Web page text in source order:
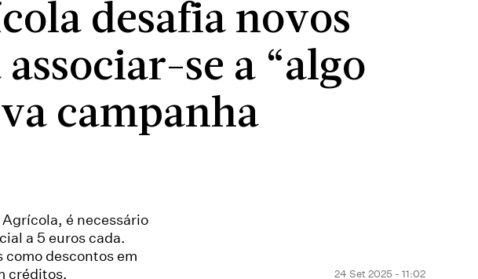
desafia novos
associar-se a “algo
campanha
é necessário
a 5 euros cada.
como descontos em
créditos.
24 Set 2025 - 11:02